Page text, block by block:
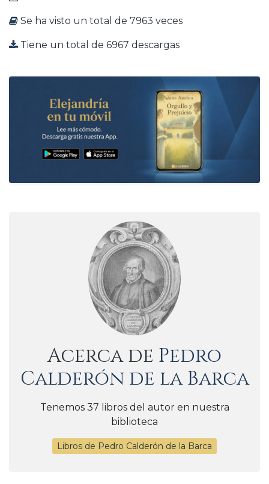
Se ha visto un total de 7963 veces
Tiene un total de 6967 descargas
Acerca de Pedro
Calderón de la Barca
Tenemos 37 libros del autor en nuestra
biblioteca
Libros de Pedro Calderón de la Barca